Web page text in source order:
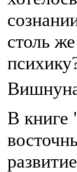
столь
В книге